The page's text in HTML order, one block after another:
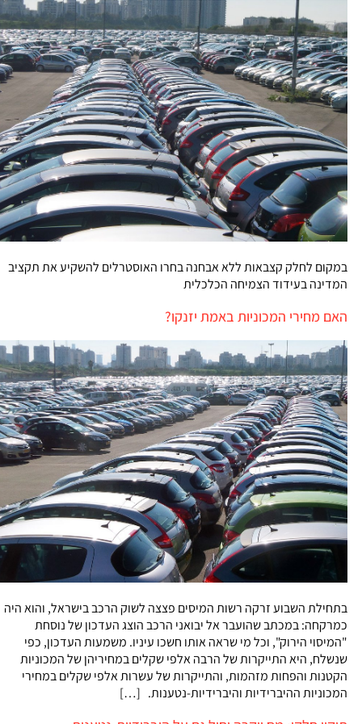
במקום לחלק קצבאות ללא אבחנה בחרו האוסטרלים להשקיע את תקציב
המדינה בעידוד הצמיחה הכלכלית
האם מחירי המכוניות באמת יזנקו?
בתחילת השבוע זרקה רשות המיסים פצצה לשוק הרכב בישראל, והוא היה
כמרקחה: במכתב שהועבר אל יבואני הרכב הוצג העדכון של נוסחת
"המיסוי הירוק", וכל מי שראה אותו חשכו עיניו. משמעות העדכון, כפי
שנשלח, היא התייקרות של הרבה אלפי שקלים במחיריהן של המכוניות
הקטנות והפחות מזהמות, והתייקרות של עשרות אלפי שקלים במחירי
המכוניות ההיברידיות והיברידיות-נטענות. […]